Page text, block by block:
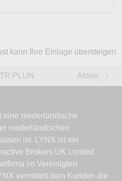
kann Ihre Einlage übersteigen.
Aktien im